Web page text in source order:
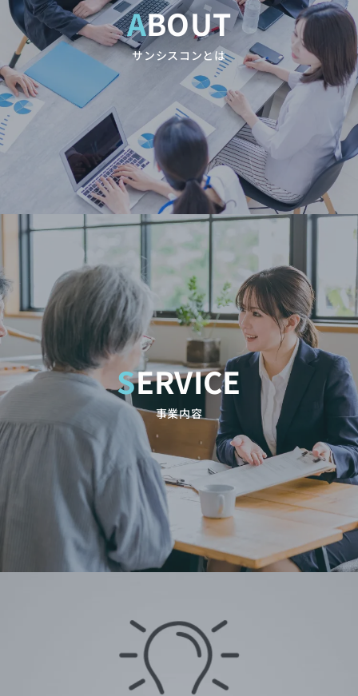
ABOUT
サンシスコンとは
SERVICE
事業内容